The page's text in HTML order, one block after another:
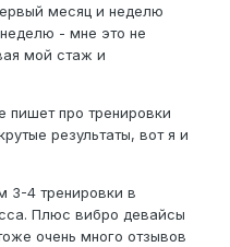
месяц и неделю
- мне это не
мой стаж и
пишет про тренировки
результаты, вот я и
3-4 тренировки в
Плюс вибро девайсы
очень много отзывов